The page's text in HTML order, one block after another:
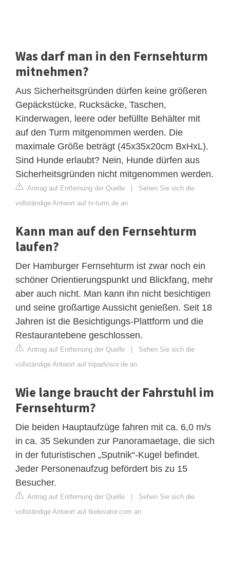
Was darf man in den Fernsehturm
mitnehmen?
Aus Sicherheitsgründen dürfen keine größeren
Gepäckstücke, Rucksäcke, Taschen,
Kinderwagen, leere oder befüllte Behälter mit
auf den Turm mitgenommen werden. Die
maximale Größe beträgt (45x35x20cm BxHxL).
Sind Hunde erlaubt? Nein, Hunde dürfen aus
Sicherheitsgründen nicht mitgenommen werden.
Antrag auf Entfernung der Quelle | Sehen Sie sich die
vollständige Antwort auf tv-turm.de an
Kann man auf den Fernsehturm
laufen?
Der Hamburger Fernsehturm ist zwar noch ein
schöner Orientierungspunkt und Blickfang, mehr
aber auch nicht. Man kann ihn nicht besichtigen
und seine großartige Aussicht genießen. Seit 18
Jahren ist die Besichtigungs-Plattform und die
Restaurantebene geschlossen.
Antrag auf Entfernung der Quelle | Sehen Sie sich die
vollständige Antwort auf tripadvisor.de an
Wie lange braucht der Fahrstuhl im
Fernsehturm?
Die beiden Hauptaufzüge fahren mit ca. 6,0 m/s
in ca. 35 Sekunden zur Panoramaetage, die sich
in der futuristischen „Sputnik“-Kugel befindet.
Jeder Personenaufzug befördert bis zu 15
Besucher.
Antrag auf Entfernung der Quelle | Sehen Sie sich die
vollständige Antwort auf tkelevator.com an